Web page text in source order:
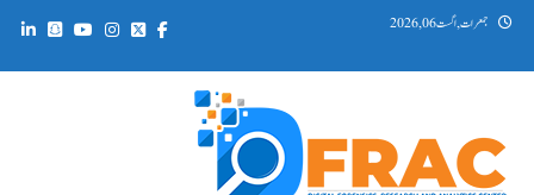
Skip جمعرات, اگست 06, 2026